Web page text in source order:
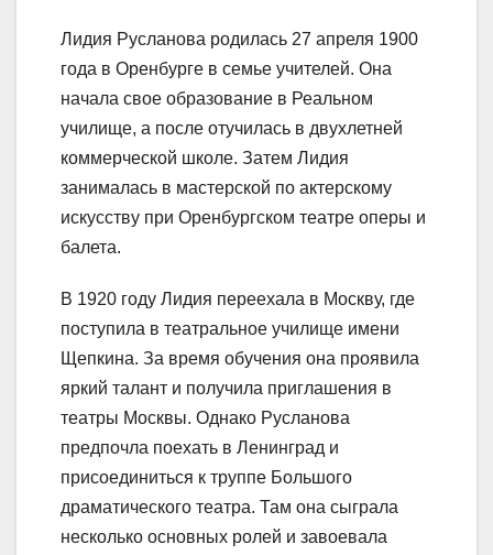
Лидия Русланова родилась 27 апреля 1900
года в Оренбурге в семье учителей. Она
начала свое образование в Реальном
училище, а после отучилась в двухлетней
коммерческой школе. Затем Лидия
занималась в мастерской по актерскому
искусству при Оренбургском театре оперы и
балета.
В 1920 году Лидия переехала в Москву, где
поступила в театральное училище имени
Щепкина. За время обучения она проявила
яркий талант и получила приглашения в
театры Москвы. Однако Русланова
предпочла поехать в Ленинград и
присоединиться к труппе Большого
драматического театра. Там она сыграла
несколько основных ролей и завоевала